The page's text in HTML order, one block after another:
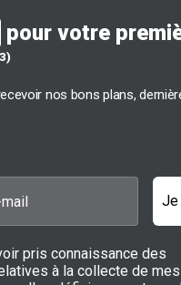
pour votre
nos bons plans,
Je
pris connaissance des
à la collecte de mes